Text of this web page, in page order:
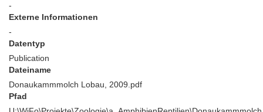
-
Externe Informationen
-
Datentyp
Publication
Dateiname
Donaukammmolch Lobau, 2009.pdf
Pfad